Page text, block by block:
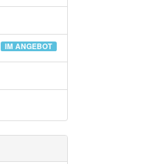
IM ANGEBOT